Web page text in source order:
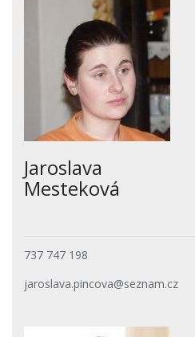
Jaroslava
Mesteková
737 747 198
jaroslava.pincova@seznam.cz